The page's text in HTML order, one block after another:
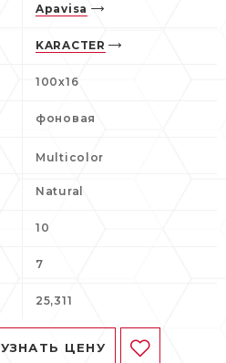
Apavisa
KARACTER
100х16
фоновая
Multicolor
Natural
10
7
25,311
УЗНАТЬ ЦЕНУ